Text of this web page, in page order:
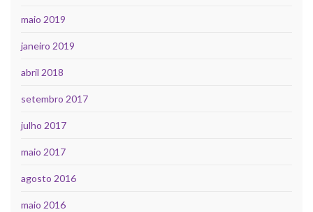
maio 2019
janeiro 2019
abril 2018
setembro 2017
julho 2017
maio 2017
agosto 2016
maio 2016